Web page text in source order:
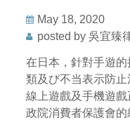
May 18, 2020
posted by 吳宜臻
在日本，針對手遊
類及び不当表示防止
線上遊戲及手機遊
政院消費者保護會